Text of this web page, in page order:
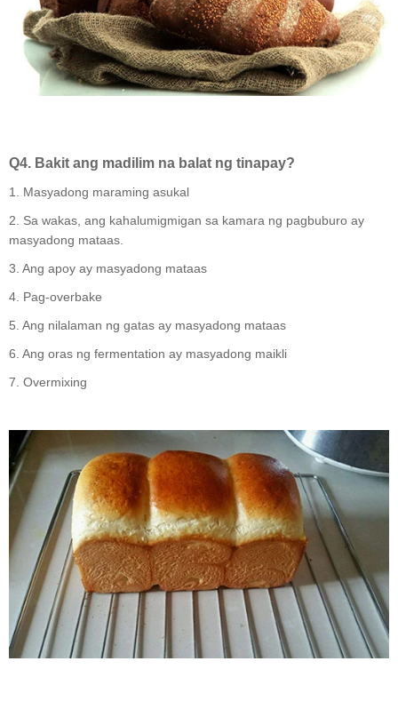
Q4. Bakit ang madilim na balat ng tinapay?
1. Masyadong maraming asukal
2. Sa wakas, ang kahalumigmigan sa kamara ng pagbuburo ay
masyadong mataas.
3. Ang apoy ay masyadong mataas
4. Pag-overbake
5. Ang nilalaman ng gatas ay masyadong mataas
6. Ang oras ng fermentation ay masyadong maikli
7. Overmixing